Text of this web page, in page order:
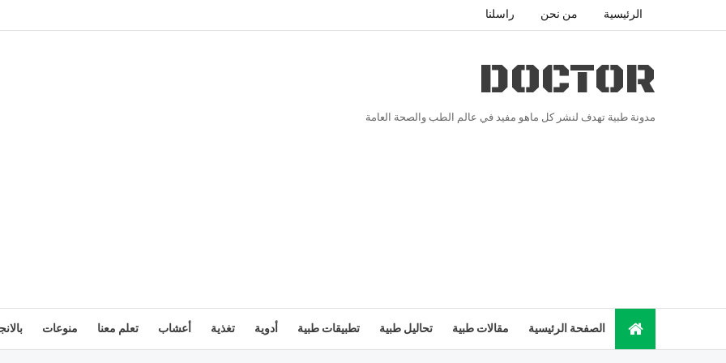
الرئيسية من نحن راسلنا
DOCTOR
مدونة طبية تهدف لنشر كل ماهو مفيد في عالم الطب والصحة العامة
الصفحة الرئيسية مقالات طبية تحاليل طبية تطبيقات طبية أدوية تغذية أعشاب تعلم معنا منوعات